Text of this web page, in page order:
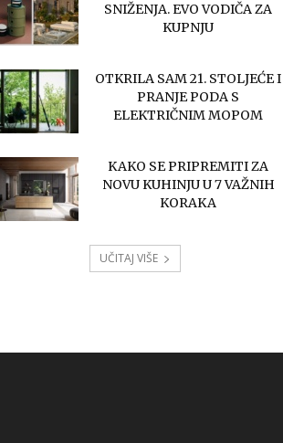
SNIŽENJA. EVO VODIČA ZA
KUPNJU
OTKRILA SAM 21. STOLJEĆE I
PRANJE PODA S
ELEKTRIČNIM MOPOM
KAKO SE PRIPREMITI ZA
NOVU KUHINJU U 7 VAŽNIH
KORAKA
UČITAJ VIŠE